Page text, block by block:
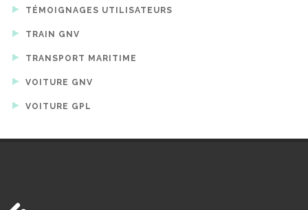
TÉMOIGNAGES UTILISATEURS
TRAIN GNV
TRANSPORT MARITIME
VOITURE GNV
VOITURE GPL